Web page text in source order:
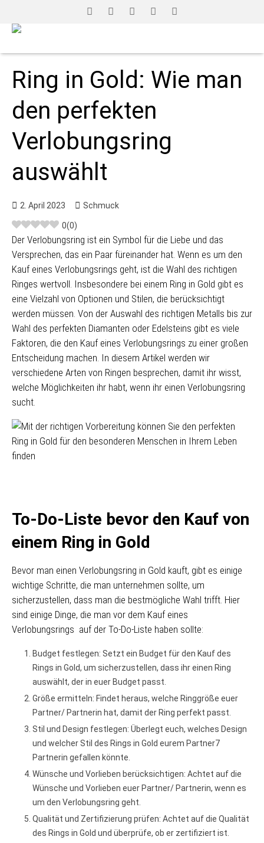
Ring in Gold: Wie man
den perfekten
Verlobungsring
auswählt
2. April 2023 Schmuck
0(0)
Der Verlobungsring ist ein Symbol für die Liebe und das
Versprechen, das ein Paar füreinander hat. Wenn es um den
Kauf eines Verlobungsrings geht, ist die Wahl des richtigen
Ringes wertvoll. Insbesondere bei einem Ring in Gold gibt es
eine Vielzahl von Optionen und Stilen, die berücksichtigt
werden müssen. Von der Auswahl des richtigen Metalls bis zur
Wahl des perfekten Diamanten oder Edelsteins gibt es viele
Faktoren, die den Kauf eines Verlobungsrings zu einer großen
Entscheidung machen. In diesem Artikel werden wir
verschiedene Arten von Ringen besprechen, damit ihr wisst,
welche Möglichkeiten ihr habt, wenn ihr einen Verlobungsring
sucht.
To-Do-Liste bevor den Kauf von
einem Ring in Gold
Bevor man einen Verlobungsring in Gold kauft, gibt es einige
wichtige Schritte, die man unternehmen sollte, um
sicherzustellen, dass man die bestmögliche Wahl trifft. Hier
sind einige Dinge, die man vor dem Kauf eines
Verlobungsrings auf der To-Do-Liste haben sollte:
Budget festlegen: Setzt ein Budget für den Kauf des
Rings in Gold, um sicherzustellen, dass ihr einen Ring
auswählt, der in euer Budget passt.
Größe ermitteln: Findet heraus, welche Ringgröße euer
Partner/ Partnerin hat, damit der Ring perfekt passt.
Stil und Design festlegen: Überlegt euch, welches Design
und welcher Stil des Rings in Gold eurem Partner7
Partnerin gefallen könnte.
Wünsche und Vorlieben berücksichtigen: Achtet auf die
Wünsche und Vorlieben euer Partner/ Partnerin, wenn es
um den Verlobungsring geht.
Qualität und Zertifizierung prüfen: Achtet auf die Qualität
des Rings in Gold und überprüfe, ob er zertifiziert ist.